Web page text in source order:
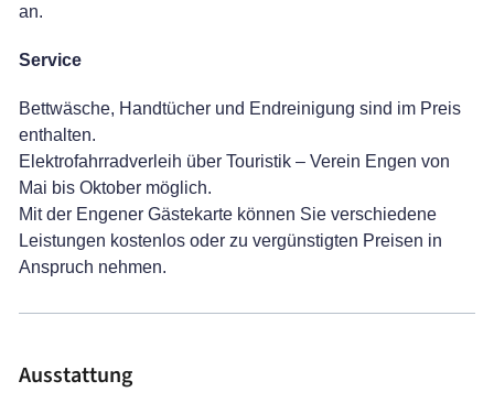
an.
Service
Bettwäsche, Handtücher und Endreinigung sind im Preis
enthalten.
Elektrofahrradverleih über Touristik – Verein Engen von
Mai bis Oktober möglich.
Mit der Engener Gästekarte können Sie verschiedene
Leistungen kostenlos oder zu vergünstigten Preisen in
Anspruch nehmen.
Ausstattung